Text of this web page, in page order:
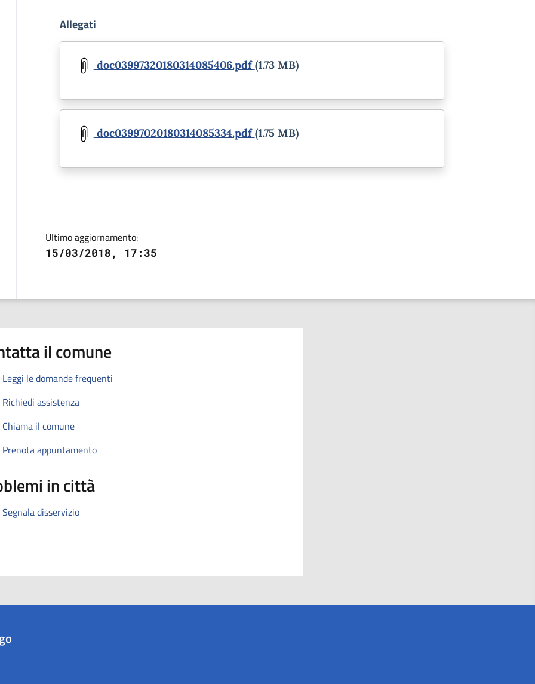
Allegati
doc03997320180314085406.pdf(1.73 MB)
doc03997020180314085334.pdf(1.75 MB)
Ultimo aggiornamento:
15/03/2018, 17:35
il comune
Leggi le domande frequenti
Richiedi assistenza
Chiama il comune
Prenota appuntamento
in città
Segnala disservizio